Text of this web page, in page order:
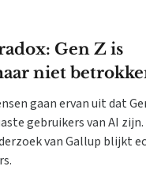
Gen Z is
niet
gaan ervan uit dat
gebruikers van AI
van Gallup blijkt